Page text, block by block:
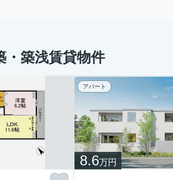
・築浅賃貸物件
アパート
8.6万円